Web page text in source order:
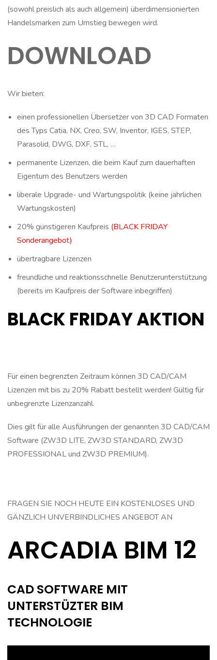
(sowohl preislich als auch allgemein) überdimensionierten
Handelsmarken zum Umstieg bewegen wird.
DOWNLOAD
Wir bieten:
einen professionellen Übersetzer von 3D CAD Formaten
des Typs Catia, NX, Creo, SW, Inventor, IGES, STEP,
Parasolid, DWG, DXF, STL, …
permanente Lizenzen, die beim Kauf zum dauerhaften
Eigentum des Benutzers werden
liberale Upgrade- und Wartungspolitik (keine jährlichen
Wartungskosten)
20% günstigeren Kaufpreis (BLACK FRIDAY
Sonderangebot)
übertragbare Lizenzen
freundliche und reaktionsschnelle Benutzerunterstützung
(bereits im Kaufpreis der Software inbegriffen)
BLACK FRIDAY AKTION
Für einen begrenzten Zeitraum können 3D CAD/CAM
Lizenzen mit bis zu 20% Rabatt bestellt werden! Gültig für
unbegrenzte Lizenzanzahl.
Dies gilt für alle Ausführungen der genannten 3D CAD/CAM
Software (ZW3D LITE, ZW3D STANDARD, ZW3D
PROFESSIONAL und ZW3D PREMIUM).
FRAGEN SIE NOCH HEUTE EIN KOSTENLOSES UND
GÄNZLICH UNVERBINDLICHES ANGEBOT AN
ARCADIA BIM 12
CAD SOFTWARE MIT
UNTERSTÜZTER BIM
TECHNOLOGIE